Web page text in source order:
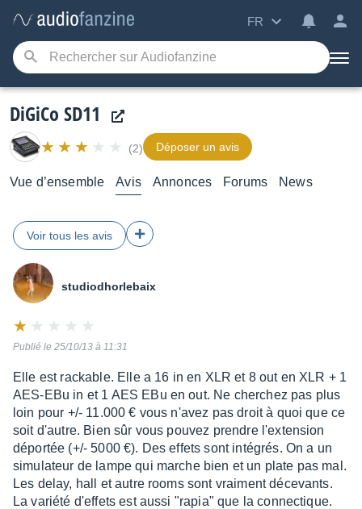
FR
DiGiCo SD11
(2) Déposer un avis
Vue d’ensemble Avis Annonces Forums News
Voir tous les avis
studiodhorlebaix
2
10
Publié le 25/10/13 à 11:31
Elle est rackable. Elle a 16 in en XLR et 8 out en XLR + 1
AES-EBu in et 1 AES EBu en out. Ne cherchez pas plus
loin pour +/- 11.000 € vous n'avez pas droit à quoi que ce
soit d'autre. Bien sûr vous pouvez prendre l'extension
déportée (+/- 5000 €). Des effets sont intégrés. On a un
simulateur de lampe qui marche bien et un plate pas mal.
Les delay, hall et autre rooms sont vraiment décevants.
La variété d'effets est aussi "rapia" que la connectique.